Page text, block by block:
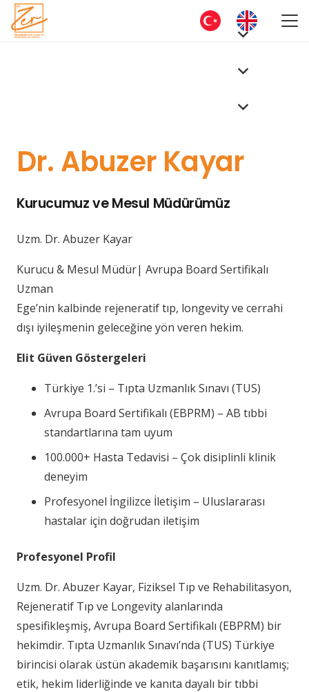
Dr. Abuzer Kayar
Kurucumuz ve Mesul Müdürümüz
Uzm. Dr. Abuzer Kayar
Kurucu & Mesul Müdür| Avrupa Board Sertifikalı
Uzman
Ege’nin kalbinde rejeneratif tıp, longevity ve cerrahi
dışı iyileşmenin geleceğine yön veren hekim.
Elit Güven Göstergeleri
Türkiye 1.’si – Tıpta Uzmanlık Sınavı (TUS)
Avrupa Board Sertifikalı (EBPRM) – AB tıbbi
standartlarına tam uyum
100.000+ Hasta Tedavisi – Çok disiplinli klinik
deneyim
Profesyonel İngilizce İletişim – Uluslararası
hastalar için doğrudan iletişim
Profesyonel Profil
Uzm. Dr. Abuzer Kayar, Fiziksel Tıp ve Rehabilitasyon,
Rejeneratif Tıp ve Longevity alanlarında
spesifikleşmiş, Avrupa Board Sertifikalı (EBPRM) bir
hekimdir. Tıpta Uzmanlık Sınavı’nda (TUS) Türkiye
birincisi olarak üstün akademik başarısını kanıtlamış;
etik, hekim liderliğinde ve kanıta dayalı bir tıbbi